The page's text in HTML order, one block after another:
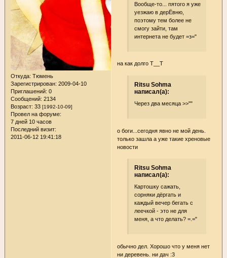
Откуда: Тюмень
Зарегистрирован: 2009-04-10
Приглашений: 0
Сообщений: 2134
Возраст: 33 [1992-10-09]
Провел на форуме:
7 дней 10 часов
Последний визит:
2011-06-12 19:41:18
Вообще-то... пятого я уже
уезжаю в дерЁвню,
поэтому тем более не
смогу зайти, там
интернета не будет =з="
на как долго Т__Т
Ritsu Sohma
написал(а):
Через два месяца >>""
о боги...сегодня явно не мой день.
только зашла а уже такие хреновые
новости
Ritsu Sohma
написал(а):
Картошку сажать,
сорняки дёргать и
каждый вечер бегать с
леечкой - это не для
меня, а что делать? =.="
обычно дел. Хорошо что у меня нет
ни деревень. ни дач :3